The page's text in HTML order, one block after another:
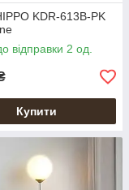
KDR-613B-PK
відправки 2 од.
Купити